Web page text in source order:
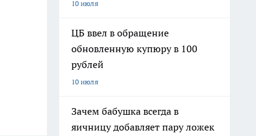
10 июля
ЦБ ввел в обращение
обновленную купюру в 100
рублей
10 июля
Зачем бабушка всегда в
яичницу добавляет пару ложек